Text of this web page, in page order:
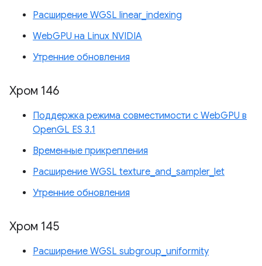
Расширение WGSL linear_indexing
WebGPU на Linux NVIDIA
Утренние обновления
Хром 146
Поддержка режима совместимости с WebGPU в
OpenGL ES 3.1
Временные прикрепления
Расширение WGSL texture_and_sampler_let
Утренние обновления
Хром 145
Расширение WGSL subgroup_uniformity